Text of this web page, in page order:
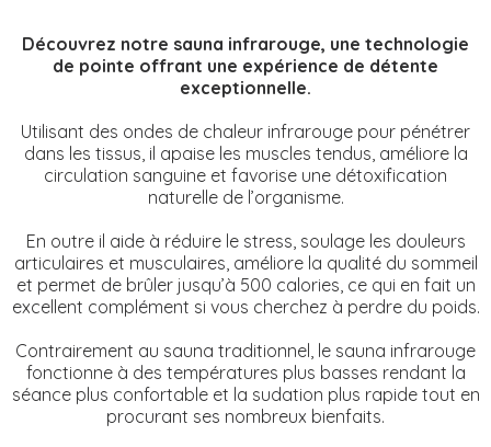
Découvrez notre sauna infrarouge, une technologie
de pointe offrant une expérience de détente
exceptionnelle.
Utilisant des ondes de chaleur infrarouge pour pénétrer
dans les tissus, il apaise les muscles tendus, améliore la
circulation sanguine et favorise une détoxification
naturelle de l’organisme.
En outre il aide à réduire le stress, soulage les douleurs
articulaires et musculaires, améliore la qualité du sommeil
et permet de brûler jusqu’à 500 calories, ce qui en fait un
excellent complément si vous cherchez à perdre du poids.
Contrairement au sauna traditionnel, le sauna infrarouge
fonctionne à des températures plus basses rendant la
séance plus confortable et la sudation plus rapide tout en
procurant ses nombreux bienfaits.